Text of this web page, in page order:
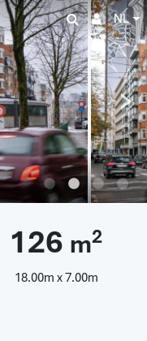
NL
126 m2
18.00m x 7.00m